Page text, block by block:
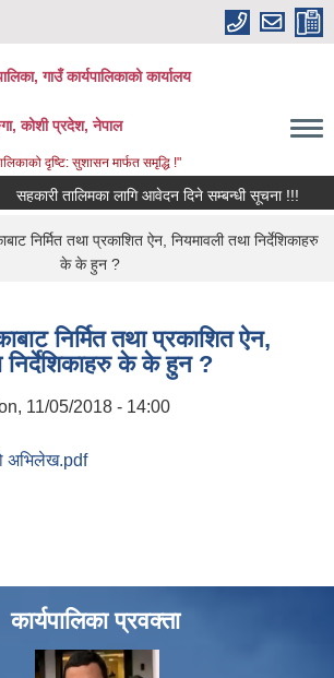
गाउँ कार्यपालिकाको कार्यालय
कोशी प्रदेश, नेपाल
दृष्टि: सुशासन मार्फत समृद्धि !"
सहकारी तालिमका लागि आवेदन दिने सम्बन्धी सूचना !!!
निर्मित तथा प्रकाशित ऐन, नियमावली तथा निर्देशिकाहरु
के के हुन ?
निर्मित तथा प्रकाशित ऐन,
निर्देशिकाहरु के के हुन ?
11/05/2018 - 14:00
अभिलेख.pdf
कार्यपालिका प्रवक्ता